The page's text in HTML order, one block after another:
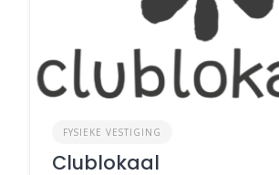
FYSIEKE VESTIGING
Clublokaal